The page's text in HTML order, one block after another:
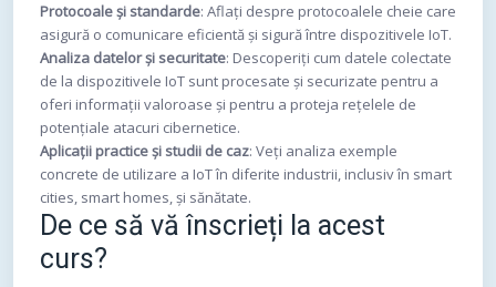
Protocoale și standarde: Aflați despre protocoalele cheie care
asigură o comunicare eficientă și sigură între dispozitivele IoT.
Analiza datelor și securitate: Descoperiți cum datele colectate
de la dispozitivele IoT sunt procesate și securizate pentru a
oferi informații valoroase și pentru a proteja rețelele de
potențiale atacuri cibernetice.
Aplicații practice și studii de caz: Veți analiza exemple
concrete de utilizare a IoT în diferite industrii, inclusiv în smart
cities, smart homes, și sănătate.
De ce să vă înscrieți la acest
curs?